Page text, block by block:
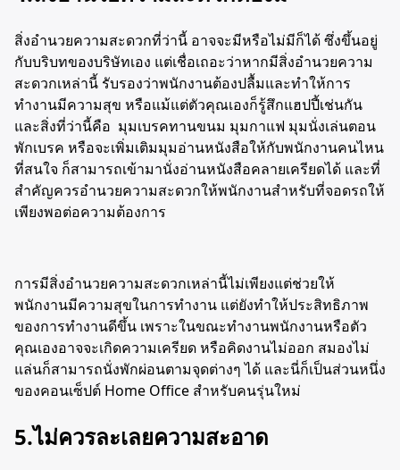
สิ่งอำนวยความสะดวกที่ว่านี้ อาจจะมีหรือไม่มีก็ได้ ซึ่งขึ้นอยู่
กับบริบทของบริษัทเอง แต่เชื่อเถอะว่าหากมีสิ่งอำนวยความ
สะดวกเหล่านี้ รับรองว่าพนักงานต้องปลื้มและทำให้การ
ทำงานมีความสุข หรือแม้แต่ตัวคุณเองก็รู้สึกแฮปปี้เช่นกัน
และสิ่งที่ว่านี้คือ มุมเบรคทานขนม มุมกาแฟ มุมนั่งเล่นตอน
พักเบรค หรือจะเพิ่มเติมมุมอ่านหนังสือให้กับพนักงานคนไหน
ที่สนใจ ก็สามารถเข้ามานั่งอ่านหนังสือคลายเครียดได้ และที่
สำคัญควรอำนวยความสะดวกให้พนักงานสำหรับที่จอดรถให้
เพียงพอต่อความต้องการ
การมีสิ่งอำนวยความสะดวกเหล่านี้ไม่เพียงแต่ช่วยให้
พนักงานมีความสุขในการทำงาน แต่ยังทำให้ประสิทธิภาพ
ของการทำงานดีขึ้น เพราะในขณะทำงานพนักงานหรือตัว
คุณเองอาจจะเกิดความเครียด หรือคิดงานไม่ออก สมองไม่
แล่นก็สามารถนั่งพักผ่อนตามจุดต่างๆ ได้ และนี่ก็เป็นส่วนหนึ่ง
ของคอนเซ็ปต์ Home Office สำหรับคนรุ่นใหม่
5.ไม่ควรละเลยความสะอาด